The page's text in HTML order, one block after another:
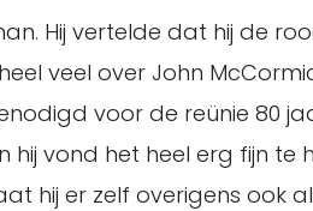
Hij vertelde dat hij de
veel over John
voor de reünie 80
vond het heel erg fijn
hij er zelf overigens ook